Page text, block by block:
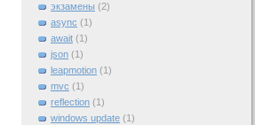
экзамены (2)
async (1)
await (1)
json (1)
leapmotion (1)
mvc (1)
reflection (1)
windows update (1)